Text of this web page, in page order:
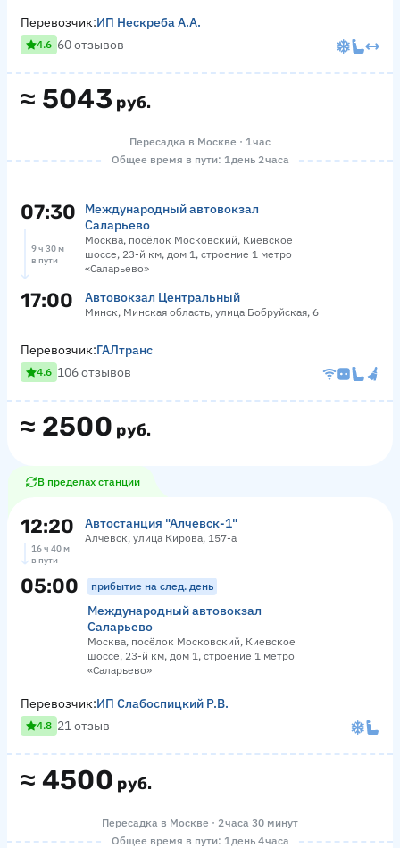
≈ 5043 руб.
Перевозчик:ИП Нескреба А.А.
4.6 60 отзывов
Пересадка в Москве · 1 час
Общее время в пути: 1 день 2 часа
07:30
Международный автовокзал
Саларьево
Москва, посёлок Московский, Киевское
шоссе, 23-й км, дом 1, строение 1 метро
«Саларьево»
9 ч 30 м
в пути
17:00 Автовокзал Центральный
Минск, Минская область, улица Бобруйская, 6
≈ 2500 руб.
Перевозчик:ГАЛтранс
4.6 106 отзывов
В пределах станции
12:20 Автостанция "Алчевск-1"
Алчевск, улица Кирова, 157-а
16 ч 40 м
в пути
05:00 прибытие на след. день
Международный автовокзал
Саларьево
Москва, посёлок Московский, Киевское
шоссе, 23-й км, дом 1, строение 1 метро
«Саларьево»
≈ 4500 руб.
Перевозчик:ИП Слабоспицкий Р.В.
4.8 21 отзыв
Пересадка в Москве · 2 часа 30 минут
Общее время в пути: 1 день 4 часа